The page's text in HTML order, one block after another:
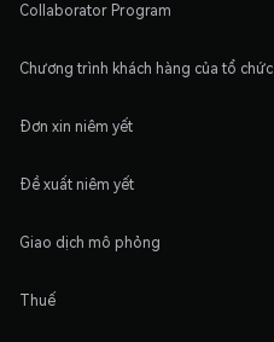
Collaborator Program
Chương trình khách hàng của tổ chức
Đơn xin niêm yết
Đề xuất niêm yết
Giao dịch mô phỏng
Thuế